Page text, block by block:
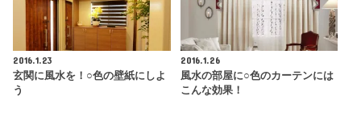
2016.1.23
玄関に風水を！○色の壁紙にしよ
う
2016.1.26
風水の部屋に○色のカーテンには
こんな効果！